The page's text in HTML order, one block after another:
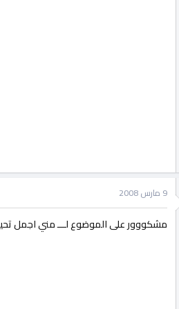
9 مارس 2008
مشكووور على الموضوع لـــ مني اجمل تحية